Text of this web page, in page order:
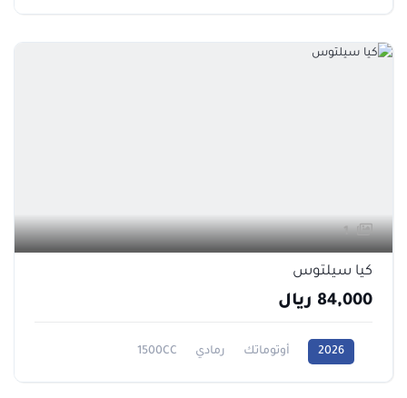
1
كيا سيلتوس
84,000 ريال
2026 أوتوماتك رمادي 1500CC